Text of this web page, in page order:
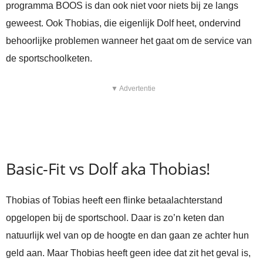
programma BOOS is dan ook niet voor niets bij ze langs
geweest. Ook Thobias, die eigenlijk Dolf heet, ondervind
behoorlijke problemen wanneer het gaat om de service van
de sportschoolketen.
▼ Advertentie
Basic-Fit vs Dolf aka Thobias!
Thobias of Tobias heeft een flinke betaalachterstand
opgelopen bij de sportschool. Daar is zo’n keten dan
natuurlijk wel van op de hoogte en dan gaan ze achter hun
geld aan. Maar Thobias heeft geen idee dat zit het geval is,